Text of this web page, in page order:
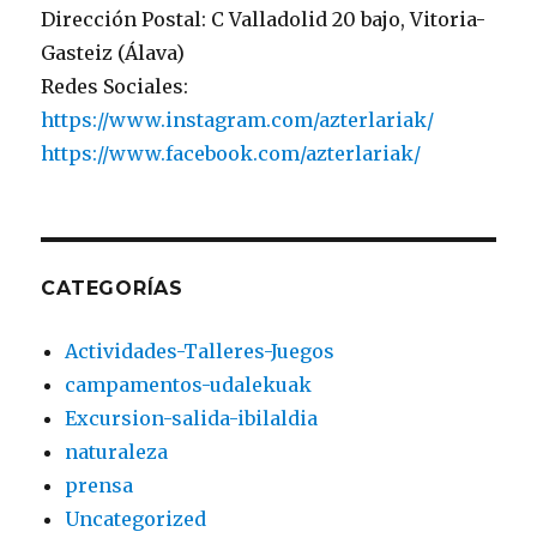
Dirección Postal: C Valladolid 20 bajo, Vitoria-
Gasteiz (Álava)
Redes Sociales:
https://www.instagram.com/azterlariak/
https://www.facebook.com/azterlariak/
CATEGORÍAS
Actividades-Talleres-Juegos
campamentos-udalekuak
Excursion-salida-ibilaldia
naturaleza
prensa
Uncategorized